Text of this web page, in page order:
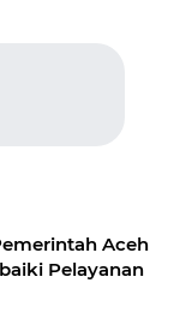
Aceh
Pelayanan